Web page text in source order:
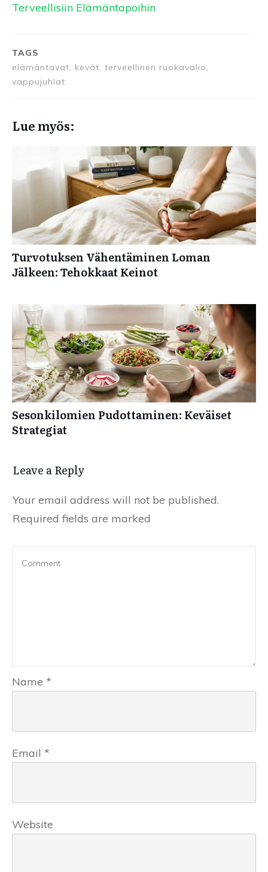
Terveellisiin Elämäntapoihin
TAGS
elämäntavat, kevät, terveellinen ruokavalio,
vappujuhlat
Lue myös:
Turvotuksen Vähentäminen Loman
Jälkeen: Tehokkaat Keinot
Sesonkilomien Pudottaminen: Keväiset
Strategiat
Leave a Reply
Your email address will not be published.
Required fields are marked
Name *
Email *
Website